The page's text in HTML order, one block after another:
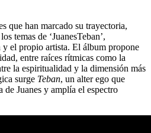
que han marcado su trayectoria,
temas de ‘JuanesTeban’,
el propio artista. El álbum propone
entre raíces rítmicas como la
la espiritualidad y la dimensión más
surge Teban, un alter ego que
Juanes y amplía el espectro